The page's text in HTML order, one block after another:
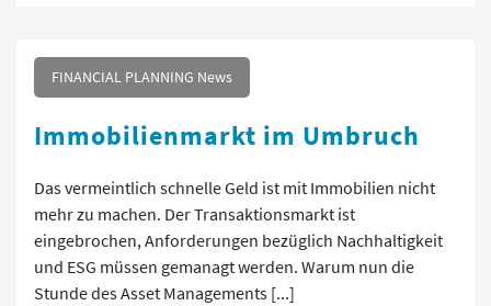
FINANCIAL PLANNING News
Immobilienmarkt im Umbruch
Das vermeintlich schnelle Geld ist mit Immobilien nicht
mehr zu machen. Der Transaktionsmarkt ist
eingebrochen, Anforderungen bezüglich Nachhaltigkeit
und ESG müssen gemanagt werden. Warum nun die
Stunde des Asset Managements [...]